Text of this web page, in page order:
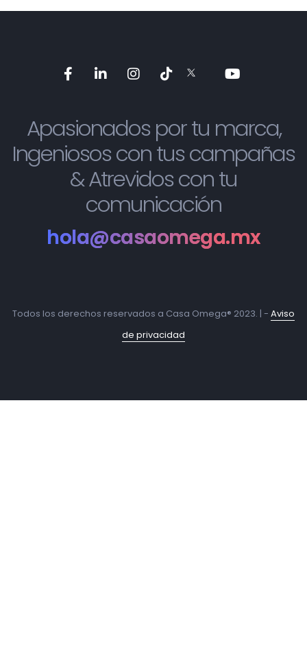
Apasionados por tu marca,
Ingeniosos con tus campañas
& Atrevidos con tu
comunicación
hola@casaomega.mx
Todos los derechos reservados a Casa Omega® 2023. | - Aviso
de privacidad